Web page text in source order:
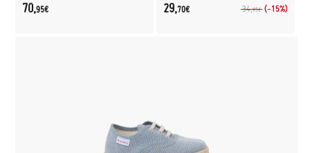
70,95€ 34,95€ (-15%)
29,70€